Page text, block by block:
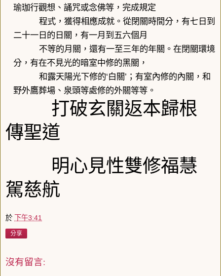
瑜珈行觀想、誦咒或念佛等，完成規定
程式，獲得相應成就。從閉關時間分，有七日到
二十一日的日關，有一月到五六個月
不等的月關，還有一至三年的年關。在閉關環境
分，有在不見光的暗室中修的黑關，
和露天陽光下修的‘白關’ ；有室內修的內關，和
野外鷹葬場、泉頭等處修的外關等等。
打破玄關返本歸根
傳聖道
明心見性雙修福慧
駕慈航
於 下午3:41
分享
沒有留言: